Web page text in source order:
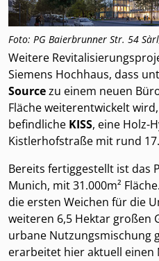
Foto: PG Baierbrunner Str. 54
Weitere
Siemens Hochhaus, dass
Sourcezu einem neuen
Fläche weiterentwickelt
befindliche KISS, eine Holz-
Kistlerhofstraße mit rund
Bereits fertiggestellt ist das
Munich, mit 31.000m²
die ersten Weichen für die
weiteren 6,5 Hektar großen
urbane Nutzungsmischung
erarbeitet hier aktuell einen